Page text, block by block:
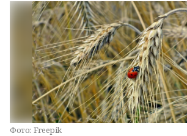
Фото: Freepik